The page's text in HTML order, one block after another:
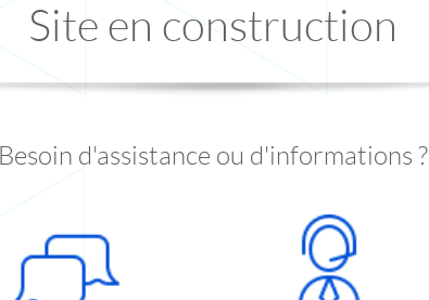
Site en construction
Besoin d'assistance ou d'informations ?